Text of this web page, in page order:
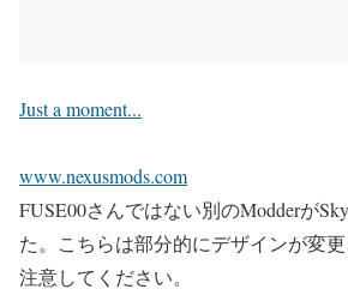
Just a moment...
www.nexusmods.com
FUSE00さんではない別のModderが
た。こちらは部分的にデザインが変更
注意してください。